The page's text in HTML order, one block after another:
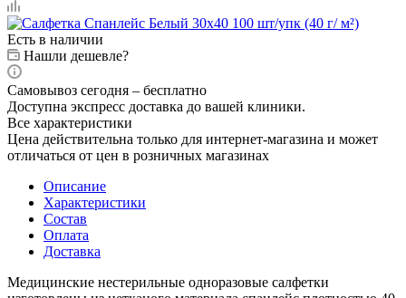
Есть в наличии
Нашли дешевле?
Самовывоз сегодня – бесплатно
Доступна экспресс доставка до вашей клиники.
Все характеристики
Цена действительна только для интернет-магазина и может
отличаться от цен в розничных магазинах
Описание
Характеристики
Состав
Оплата
Доставка
Медицинские нестерильные одноразовые салфетки